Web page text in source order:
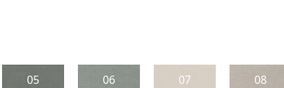
05
06
07
08